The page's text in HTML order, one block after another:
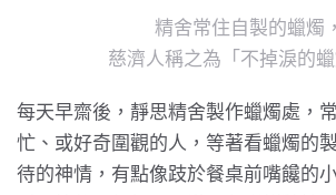
精舍常住自製的蠟燭，
慈濟人稱之為「不掉淚的蠟
每天早齋後，靜思精舍製作蠟燭處，
忙、或好奇圍觀的人，等著看蠟燭的
待的神情，有點像跂於餐桌前嘴饞的